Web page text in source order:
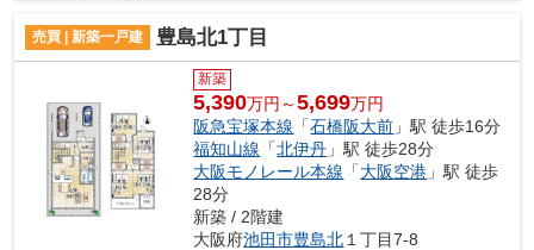
売買 | 新築一戸建 豊島北1丁目
新築
5,390万円～5,699万円
阪急宝塚本線 「石橋阪大前 」駅 徒歩16分
福知山線 「北伊丹 」駅 徒歩28分
大阪モノレール本線 「大阪空港 」駅 徒歩
28分
新築 / 2階建
大阪府池田市豊島北 １丁目7-8